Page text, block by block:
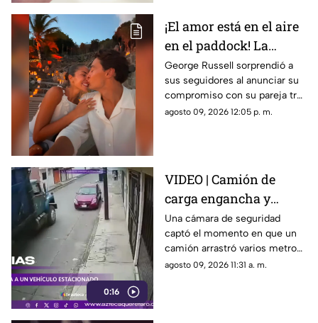
¡El amor está en el aire
en el paddock! La
romántica propuesta
de matrimonio de
George Russell a
Carmen Montero
George Russell sorprendió a
sus seguidores al anunciar su
compromiso con su pareja tras
más de cinco años juntos
agosto 09, 2026 12:05 p. m.
0:16
VIDEO | Camión de
carga engancha y
destruye vehículo
estacionado
Una cámara de seguridad
captó el momento en que un
camión arrastró varios metros
a un vehículo estacionado
agosto 09, 2026 11:31 a. m.